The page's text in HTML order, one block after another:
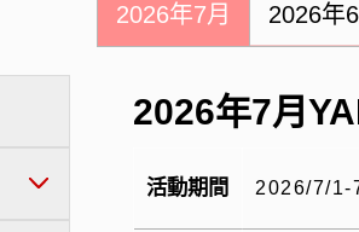
2026年7月 2026年
2026年7月
活動期間 2026/7/1-